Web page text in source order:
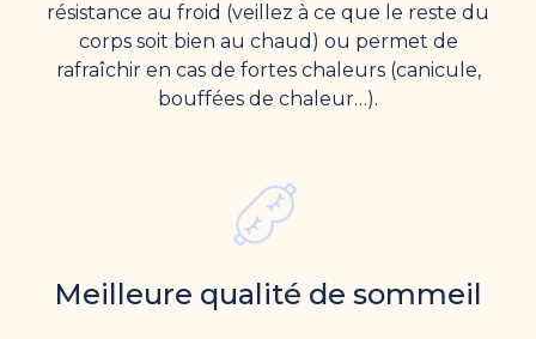
résistance au froid (veillez à ce que le reste du
corps soit bien au chaud) ou permet de
rafraîchir en cas de fortes chaleurs (canicule,
bouffées de chaleur…).
Meilleure qualité de sommeil